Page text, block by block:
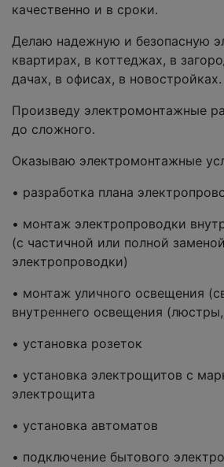
качественно и в сроки.
Делаю надежную и безопасную
квартирах, в коттеджах, в
дачах, в офисах, в новостройках.
Произведу электромонтажные
до сложного.
Оказываю электромонтажные
• разработка плана
• монтаж электропроводки
(с частичной или полной заменой
электропроводки)
• монтаж уличного освещения
внутреннего освещения
• установка розеток
• установка электрощитов с
электрощита
• установка автоматов
• подключение бытового